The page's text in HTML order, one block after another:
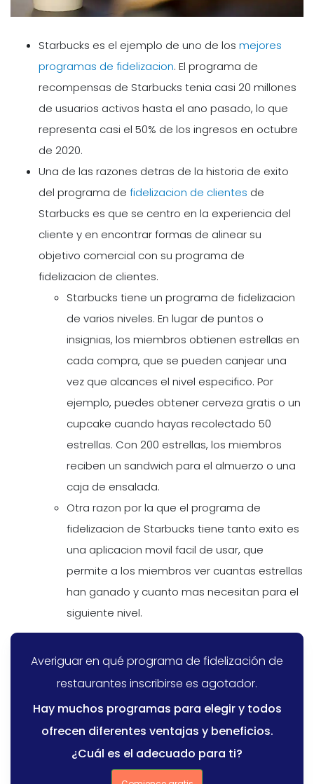
Starbucks es el ejemplo de uno de los mejores
programas de fidelizacion. El programa de
recompensas de Starbucks tenia casi 20 millones
de usuarios activos hasta el ano pasado, lo que
representa casi el 50% de los ingresos en octubre
de 2020.
Una de las razones detras de la historia de exito
del programa de fidelizacion de clientes de
Starbucks es que se centro en la experiencia del
cliente y en encontrar formas de alinear su
objetivo comercial con su programa de
fidelizacion de clientes.
Starbucks tiene un programa de fidelizacion
de varios niveles. En lugar de puntos o
insignias, los miembros obtienen estrellas en
cada compra, que se pueden canjear una
vez que alcances el nivel especifico. Por
ejemplo, puedes obtener cerveza gratis o un
cupcake cuando hayas recolectado 50
estrellas. Con 200 estrellas, los miembros
reciben un sandwich para el almuerzo o una
caja de ensalada.
Otra razon por la que el programa de
fidelizacion de Starbucks tiene tanto exito es
una aplicacion movil facil de usar, que
permite a los miembros ver cuantas estrellas
han ganado y cuanto mas necesitan para el
siguiente nivel.
Averiguar en qué programa de fidelización de
restaurantes inscribirse es agotador.
Hay muchos programas para elegir y todos
ofrecen diferentes ventajas y beneficios.
¿Cuál es el adecuado para ti?